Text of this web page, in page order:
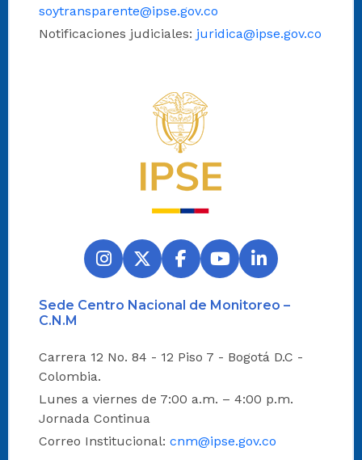
soytransparente@ipse.gov.co
Notificaciones judiciales: juridica@ipse.gov.co
Sede Centro Nacional de Monitoreo –
C.N.M
Carrera 12 No. 84 - 12 Piso 7 - Bogotá D.C -
Colombia.
Lunes a viernes de 7:00 a.m. – 4:00 p.m.
Jornada Continua
Correo Institucional: cnm@ipse.gov.co